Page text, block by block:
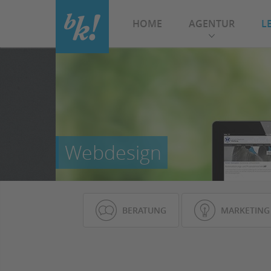
HOME AGENTUR
Webdesign
BERATUNG MARKETING